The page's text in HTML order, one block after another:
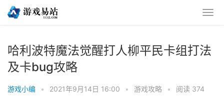
哈利波特魔法觉醒打人柳平民卡组打法
及卡bug攻略
游戏小编 • 2021年9月14日 16:00 • 游戏攻略 • 阅读 374